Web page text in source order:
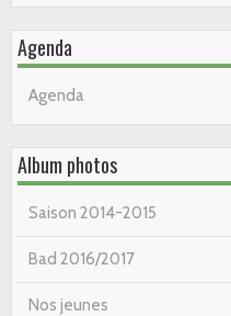
Agenda
Agenda
Album photos
Saison 2014-2015
Bad 2016/2017
Nos jeunes